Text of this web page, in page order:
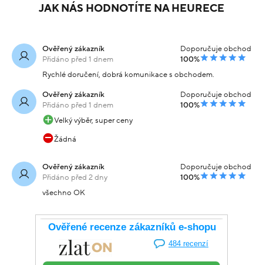
JAK NÁS HODNOTÍTE NA HEURECE
Ověřený zákazník
Přidáno před 1 dnem
Doporučuje obchod
100%
Rychlé doručení, dobrá komunikace s obchodem.
Ověřený zákazník
Přidáno před 1 dnem
Doporučuje obchod
100%
Velký výběr, super ceny
Žádná
Ověřený zákazník
Přidáno před 2 dny
Doporučuje obchod
100%
všechno OK